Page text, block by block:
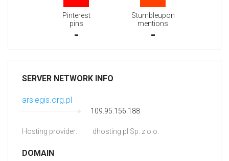
Pinterest
pins
-
Stumbleupon
mentions
-
SERVER NETWORK INFO
arslegis.org.pl
109.95.156.188
Hosting provider: dhosting.pl Sp. z o.o.
DOMAIN